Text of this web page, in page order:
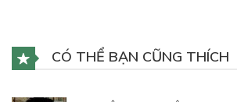
CÓ THỂ BẠN CŨNG THÍCH